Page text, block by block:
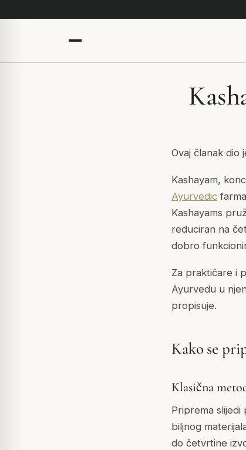
Ovaj članak dio
Kashayam,
Ayurvedic
Kashayams
reduciran na
dobro
Za praktičare i
Ayurvedu u
propisuje.
Kako se
Klasična
Priprema
biljnog
do četvrtine